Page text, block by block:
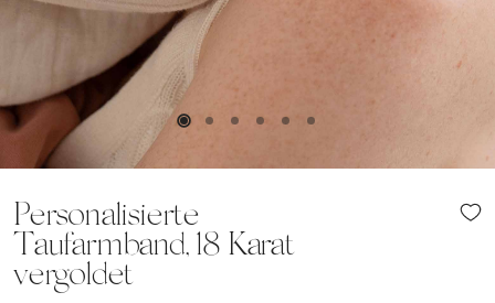
Personalisierte
Taufarmband, 18 Karat
vergoldet